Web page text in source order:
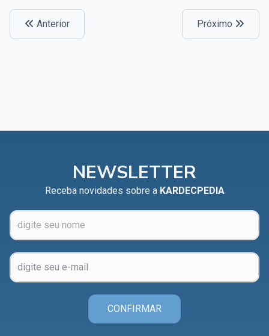
Anterior Próximo
NEWSLETTER
Receba novidades sobre a KARDECPEDIA
CONFIRMAR